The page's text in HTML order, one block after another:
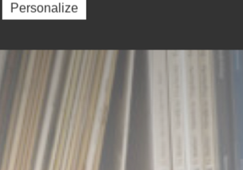
Personalize